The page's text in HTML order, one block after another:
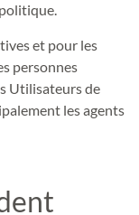
et pour les
personnes
Utilisateurs de
les agents